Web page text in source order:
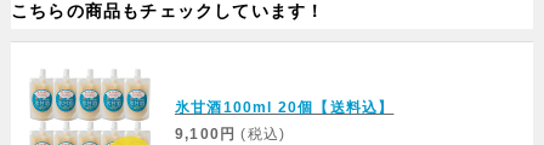
こちらの商品もチェックしています！
氷甘酒100ml 20個【送料込】
9,100円 (税込)